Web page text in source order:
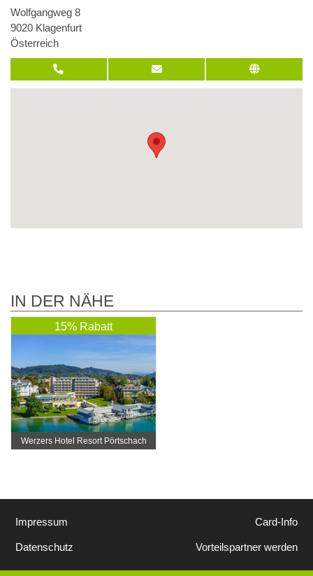
Wolfgangweg 8
9020 Klagenfurt
Österreich
IN DER NÄHE
15% Rabatt
Werzers Hotel Resort Pörtschach
Impressum
Datenschutz
Card-Info
Vorteilspartner werden